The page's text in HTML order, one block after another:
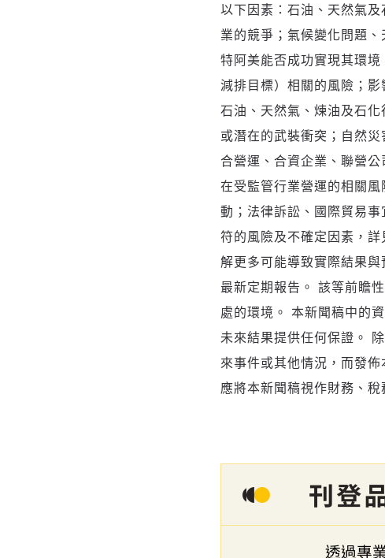
以下因素：石油、天然氣
業的競爭；氣候變化問題
特阿美能否成功實現其環
減排目標）相關的風險；
石油、天然氣、煉油及石
或潛在的武裝衝突；自然
合營運、合資企業、聯營
在受監管行業營運的相關
動；法律訴訟、國際貿易
符的風險及不確定因素，
解更多可能導致實際結果
最新定期報告。 該等前瞻
處的環境。 本新聞稿中的
未來結果提供任何保證。
來事件或其他情況，而發
應將本新聞稿視作財務、